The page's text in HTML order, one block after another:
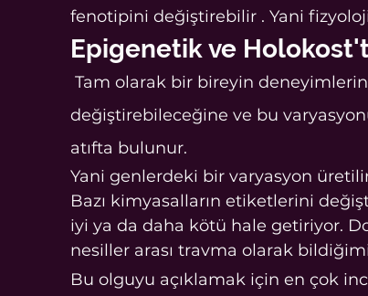
fenotipini değiştirebilir . Yani
Epigenetik ve
değiştirebileceğine ve bu
atıfta bulunur.
Yani genlerdeki bir varyasyon
Bazı kimyasalların etiketlerini
iyi ya da daha kötü hale getiriyor.
nesiller arası travma olarak
Bu olguyu açıklamak için en çok